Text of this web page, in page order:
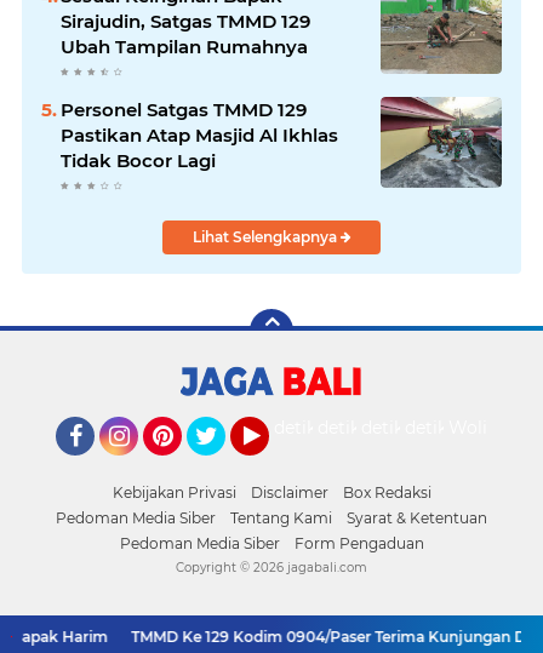
Sirajudin, Satgas TMMD 129
Ubah Tampilan Rumahnya
Personel Satgas TMMD 129
Pastikan Atap Masjid Al Ikhlas
Tidak Bocor Lagi
Lihat Selengkapnya
Kebijakan Privasi Disclaimer
Box Redaksi
Pedoman Media Siber
Tentang Kami
Syarat & Ketentuan
Pedoman Media Siber
Form Pengaduan
Harim TMMD Ke 129 Kodim 0904/Paser Terima Kunjungan Dari
Copyright © 2026 jagabali.com